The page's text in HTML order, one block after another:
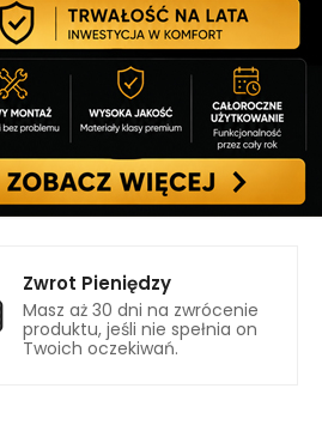
Zwrot Pieniędzy
Masz aż 30 dni na zwrócenie
produktu, jeśli nie spełnia on
Twoich oczekiwań.